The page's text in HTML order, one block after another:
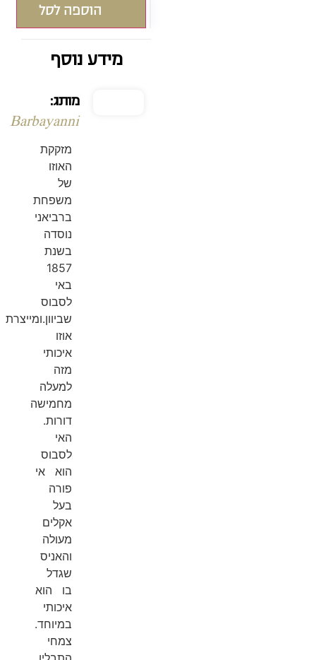
הוספה לסל
מידע נוסף
מותג:
Barbayanni
מזקקת
האוזו
של
משפחת
ברביאני
נוסדה
בשנת
1857
באי
לסבוס
שביוון.ומייצרת
אוזו
איכותי
מזה
למעלה
מחמישה
דורות.
האי
לסבוס
הוא אי
פורה
בעל
אקלים
מעולה
והאניס
שגדל
בו הוא
איכותי
במיוחד.
צמחי